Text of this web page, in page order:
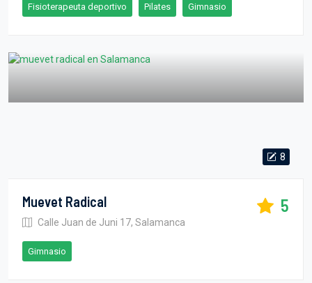
Fisioterapeuta deportivo Pilates Gimnasio
8
Muevet Radical
Calle Juan de Juni 17, Salamanca
5
Gimnasio